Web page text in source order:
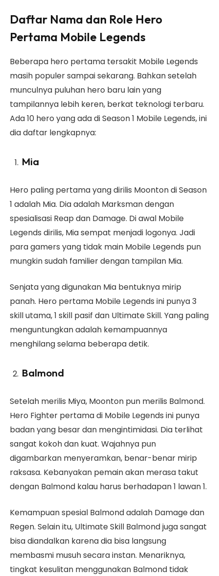
Daftar Nama dan Role Hero
Pertama Mobile Legends
Beberapa hero pertama tersakit Mobile Legends
masih populer sampai sekarang. Bahkan setelah
munculnya puluhan hero baru lain yang
tampilannya lebih keren, berkat teknologi terbaru.
Ada 10 hero yang ada di Season 1 Mobile Legends, ini
dia daftar lengkapnya:
Mia
Hero paling pertama yang dirilis Moonton di Season
1 adalah Mia. Dia adalah Marksman dengan
spesialisasi Reap dan Damage. Di awal Mobile
Legends dirilis, Mia sempat menjadi logonya. Jadi
para gamers yang tidak main Mobile Legends pun
mungkin sudah familier dengan tampilan Mia.
Senjata yang digunakan Mia bentuknya mirip
panah. Hero pertama Mobile Legends ini punya 3
skill utama, 1 skill pasif dan Ultimate Skill. Yang paling
menguntungkan adalah kemampuannya
menghilang selama beberapa detik.
Balmond
Setelah merilis Miya, Moonton pun merilis Balmond.
Hero Fighter pertama di Mobile Legends ini punya
badan yang besar dan mengintimidasi. Dia terlihat
sangat kokoh dan kuat. Wajahnya pun
digambarkan menyeramkan, benar-benar mirip
raksasa. Kebanyakan pemain akan merasa takut
dengan Balmond kalau harus berhadapan 1 lawan 1.
Kemampuan spesial Balmond adalah Damage dan
Regen. Selain itu, Ultimate Skill Balmond juga sangat
bisa diandalkan karena dia bisa langsung
membasmi musuh secara instan. Menariknya,
tingkat kesulitan menggunakan Balmond tidak